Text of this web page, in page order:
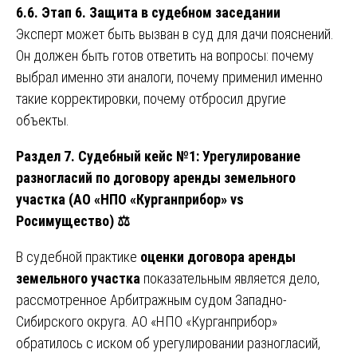
6.6. Этап 6. Защита в судебном заседании
Эксперт может быть вызван в суд для дачи пояснений.
Он должен быть готов ответить на вопросы: почему
выбрал именно эти аналоги, почему применил именно
такие корректировки, почему отбросил другие
объекты.
Раздел 7. Судебный кейс №1: Урегулирование
разногласий по договору аренды земельного
участка (АО «НПО «Курганприбор» vs
Росимущество) ⚖️
В судебной практике оценки договора аренды
земельного участка показательным является дело,
рассмотренное Арбитражным судом Западно-
Сибирского округа. АО «НПО «Курганприбор»
обратилось с иском об урегулировании разногласий,